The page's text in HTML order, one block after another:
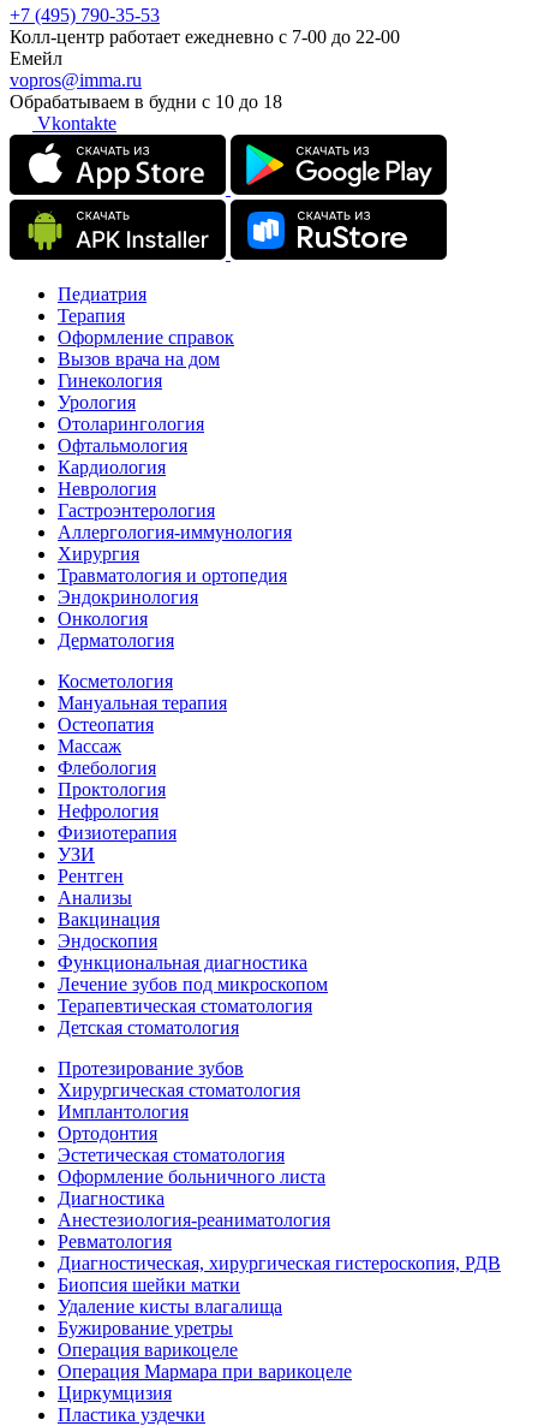
+7 (495) 790-35-53
Колл-центр работает ежедневно с 7-00 до 22-00
Емейл
vopros@imma.ru
Обрабатываем в будни с 10 до 18
Vkontakte
Педиатрия
Терапия
Оформление справок
Вызов врача на дом
Гинекология
Урология
Отоларингология
Офтальмология
Кардиология
Неврология
Гастроэнтерология
Аллергология-иммунология
Хирургия
Травматология и ортопедия
Эндокринология
Онкология
Дерматология
Косметология
Мануальная терапия
Остеопатия
Массаж
Флебология
Проктология
Нефрология
Физиотерапия
УЗИ
Рентген
Анализы
Вакцинация
Эндоскопия
Функциональная диагностика
Лечение зубов под микроскопом
Терапевтическая стоматология
Детская стоматология
Протезирование зубов
Хирургическая стоматология
Имплантология
Ортодонтия
Эстетическая стоматология
Оформление больничного листа
Диагностика
Анестезиология-реаниматология
Ревматология
Диагностическая, хирургическая гистероскопия, РДВ
Биопсия шейки матки
Удаление кисты влагалища
Бужирование уретры
Операция варикоцеле
Операция Мармара при варикоцеле
Циркумцизия
Пластика уздечки